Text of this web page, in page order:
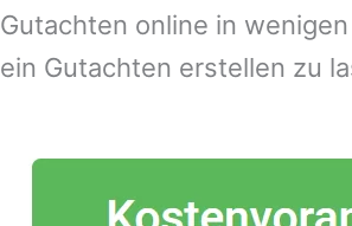
Gutachten online in
ein Gutachten erstellen zu